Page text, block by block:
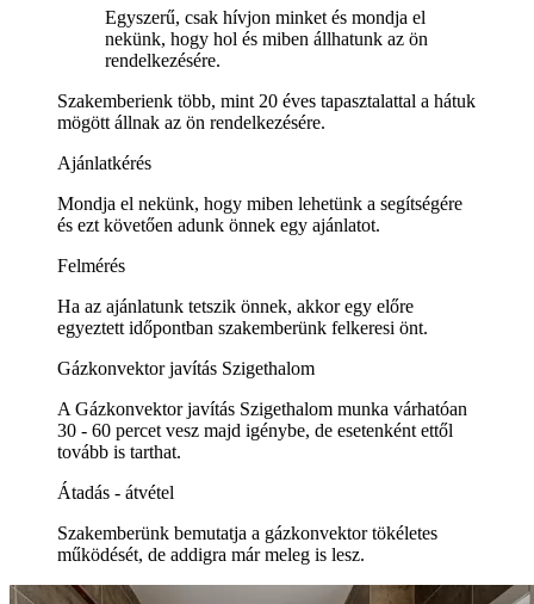
Egyszerű, csak hívjon minket és mondja el
nekünk, hogy hol és miben állhatunk az ön
rendelkezésére.
Szakemberienk több, mint 20 éves tapasztalattal a hátuk
mögött állnak az ön rendelkezésére.
Ajánlatkérés
Mondja el nekünk, hogy miben lehetünk a segítségére
és ezt követően adunk önnek egy ajánlatot.
Felmérés
Ha az ajánlatunk tetszik önnek, akkor egy előre
egyeztett időpontban szakemberünk felkeresi önt.
Gázkonvektor javítás Szigethalom
A Gázkonvektor javítás Szigethalom munka várhatóan
30 - 60 percet vesz majd igénybe, de esetenként ettől
tovább is tarthat.
Átadás - átvétel
Szakemberünk bemutatja a gázkonvektor tökéletes
működését, de addigra már meleg is lesz.